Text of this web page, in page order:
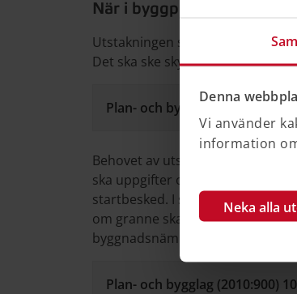
Denna
Vi använder
information
Neka alla
När i byggprocessen ska
Utstakningen ska göras efter
Det ska ske skyndsamt och inom
Plan- och bygglag (2010:900) 10
Behovet av utstakning gås
ska uppgifter om villkor och
startbesked. I startbeskedet bör
om granne ska kallas och vilka
byggnadsnämnden.
Plan- och bygglag (2010:900)